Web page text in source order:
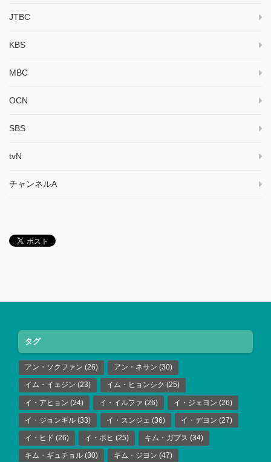
JTBC
KBS
MBC
OCN
SBS
tvN
チャンネルA
タグ
アン・ソクファン (26) アン・ネサン (30)
イム・イェジン (23) イム・ヒョンシク (25)
イ・アヒョン (24) イ・イルファ (26) イ・ジェヨン (26)
イ・ジョンギル (33) イ・スンジェ (36) イ・デヨン (27)
イ・ヒド (26) イ・ボヒ (25) キム・ガプス (34)
キム・ギュチョル (30) キム・ジヨン (47)